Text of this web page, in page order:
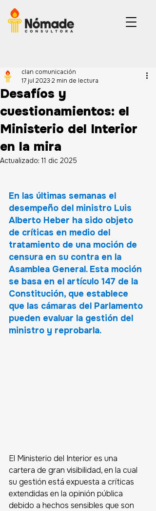
Desafíos y
cuestionamientos: el
Ministerio del Interior
en la mira
clan comunicación
17 jul 2023 2 min de lectura
Actualizado: 11 dic 2025
En las últimas semanas el
desempeño del ministro Luis
Alberto Heber ha sido objeto
de críticas en medio del
tratamiento de una moción de
censura en su contra en la
Asamblea General. Esta moción
se basa en el artículo 147 de la
Constitución, que establece
que las cámaras del Parlamento
pueden evaluar la gestión del
ministro y reprobarla.
El Ministerio del Interior es una
cartera de gran visibilidad, en la cual
su gestión está expuesta a críticas
extendidas en la opinión pública
debido a hechos sensibles que son